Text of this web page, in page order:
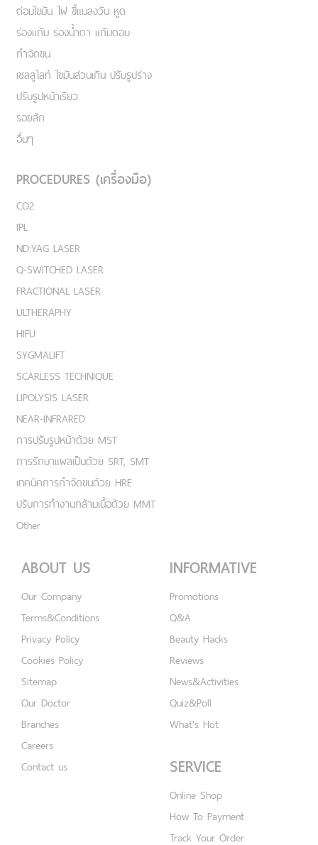
ต่อมไขมัน ไฝ ขี้แมลงวัน หูด
ร่องแก้ม ร่องน้ำตา แก้มตอบ
กำจัดขน
เชลลูไลท์ ไขมันส่วนเกิน ปรับรูปร่าง
ปรับรูปหน้าเรียว
รอยสัก
อื่นๆ
PROCEDURES (เครื่องมือ)
CO2
IPL
ND:YAG LASER
Q-SWITCHED LASER
FRACTIONAL LASER
ULTHERAPHY
HIFU
SYGMALIFT
SCARLESS TECHNIQUE
LIPOLYSIS LASER
NEAR-INFRARED
การปรับรูปหน้าด้วย MST
การรักษาแผลเป็นด้วย SRT, SMT
เทคนิคการกำจัดขนด้วย HRE
ปรับการทำงานกล้ามเนื้อด้วย MMT
Other
ABOUT US
Our Company
Terms&Conditions
Privacy Policy
Cookies Policy
Sitemap
Our Doctor
Branches
Careers
Contact us
INFORMATIVE
Promotions
Q&A
Beauty Hacks
Reviews
News&Activities
Quiz&Poll
What's Hot
SERVICE
Online Shop
How To Payment
Track Your Order